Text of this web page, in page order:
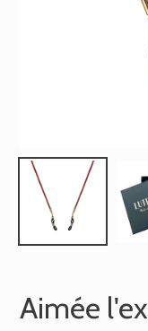
Aimée